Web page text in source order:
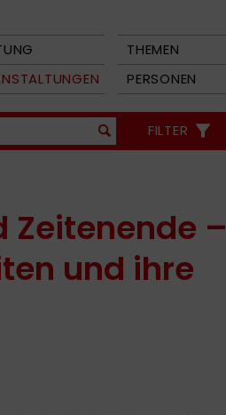
THEMEN
PERSONEN
FILTER
Zeitenende –
und ihre